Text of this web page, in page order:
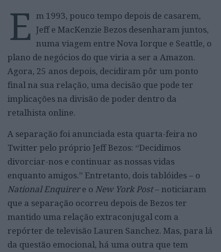
E m 1993, pouco tempo depois de casarem,
Jeff e MacKenzie Bezos desenharam juntos,
numa viagem entre Nova Iorque e Seattle, o
plano de negócios do que viria a ser a Amazon.
Agora, 25 anos depois, decidiram pôr um ponto
final na sua relação, uma decisão que pode ter
implicações na divisão de poder dentro da
retalhista online.
A separação foi anunciada esta quarta-feira no
Twitter pelo próprio Jeff Bezos: “Decidimos
divorciar-nos e continuar as nossas vidas
enquanto amigos.” Entretanto, dois tablóides – o
National Enquirere o New York Post– noticiaram
que a separação ocorreu depois de Bezos ter
mantido uma relação extraconjugal com a
repórter de televisão Lauren Sanchez. Mas, para lá
da questão emocional, há uma outra que tem